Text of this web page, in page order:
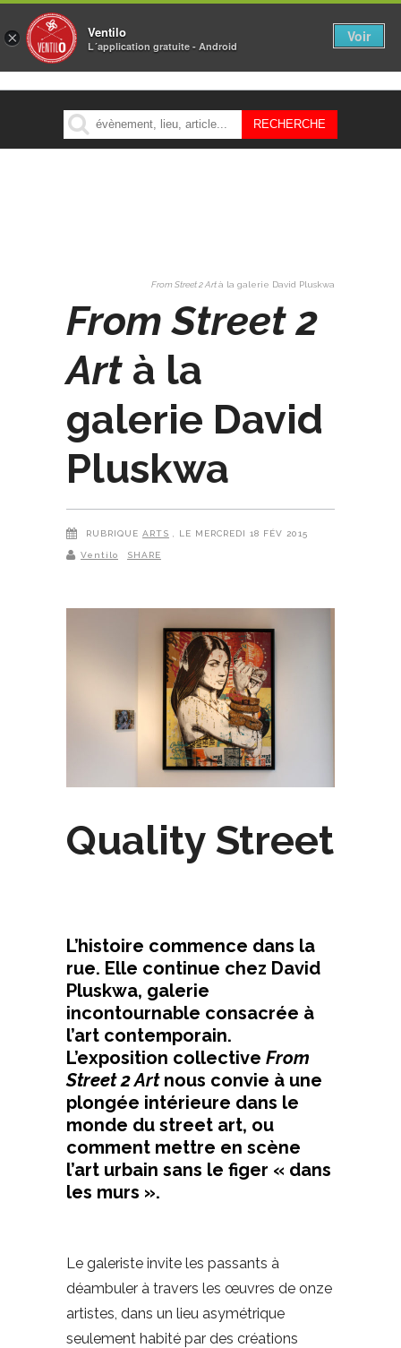
MENU
From Street 2 Artà la galerie David Pluskwa
From Street 2
Art à la
galerie David
Pluskwa
RUBRIQUE ARTS , LE MERCREDI 18 FÉV 2015
Ventilo SHARE
Quality Street
L’histoire commence dans la
rue. Elle continue chez David
Pluskwa, galerie
incontournable consacrée à
l’art contemporain.
L’exposition collective From
Street 2 Artnous convie à une
plongée intérieure dans le
monde du street art, ou
comment mettre en scène
l’art urbain sans le figer « dans
les murs ».
Le galeriste invite les passants à
déambuler à travers les œuvres de onze
artistes, dans un lieu asymétrique
seulement habité par des créations
× Ventilo
L´application gratuite - Android
Voir